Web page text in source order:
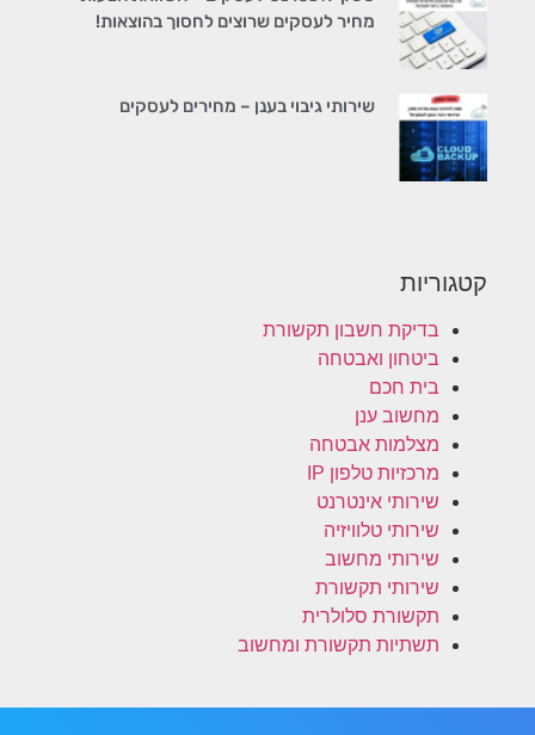
מחיר לעסקים שרוצים לחסוך בהוצאות!
שירותי גיבוי בענן – מחירים לעסקים
קטגוריות
בדיקת חשבון תקשורת
ביטחון ואבטחה
בית חכם
מחשוב ענן
מצלמות אבטחה
מרכזיות טלפון IP
שירותי אינטרנט
שירותי טלוויזיה
שירותי מחשוב
שירותי תקשורת
תקשורת סלולרית
תשתיות תקשורת ומחשוב